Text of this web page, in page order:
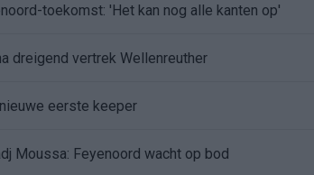
toekomst: 'Het kan nog alle kanten op'
dreigend vertrek Wellenreuther
eerste keeper
Moussa: Feyenoord wacht op bod